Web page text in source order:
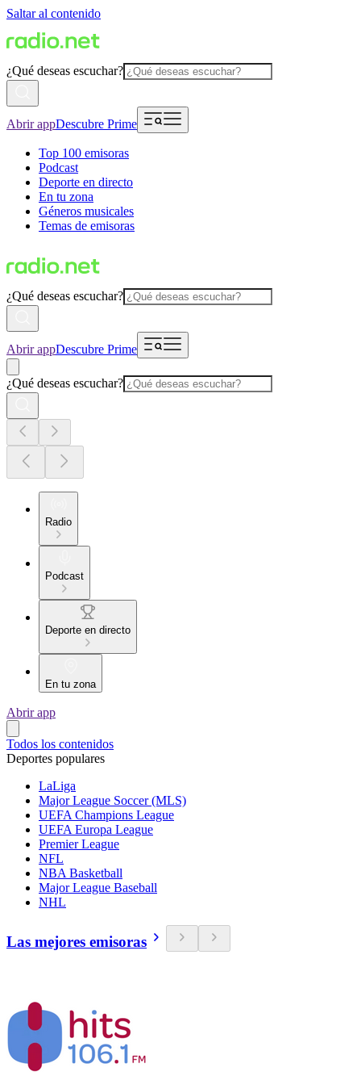
Saltar al contenido
¿Qué deseas escuchar?
Abrir appDescubre Prime
Top 100 emisoras
Podcast
Deporte en directo
En tu zona
Géneros musicales
Temas de emisoras
¿Qué deseas escuchar?
Abrir appDescubre Prime
¿Qué deseas escuchar?
Radio
Podcast
Deporte en directo
En tu zona
Abrir app
Todos los contenidos
Deportes populares
LaLiga
Major League Soccer (MLS)
UEFA Champions League
UEFA Europa League
Premier League
NFL
NBA Basketball
Major League Baseball
NHL
Las mejores emisoras